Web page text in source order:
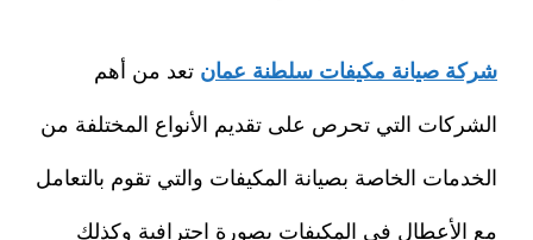
شركة صيانة مكيفات سلطنة عمانتعد من أهم
الشركات التي تحرص على تقديم الأنواع المختلفة من
الخدمات الخاصة بصيانة المكيفات والتي تقوم بالتعامل
مع الأعطال في المكيفات بصورة احترافية وكذلك